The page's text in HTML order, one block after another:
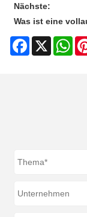
Nächste:
Was ist eine
Facebook
X